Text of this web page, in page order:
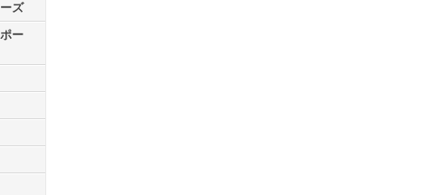
ズ
ー